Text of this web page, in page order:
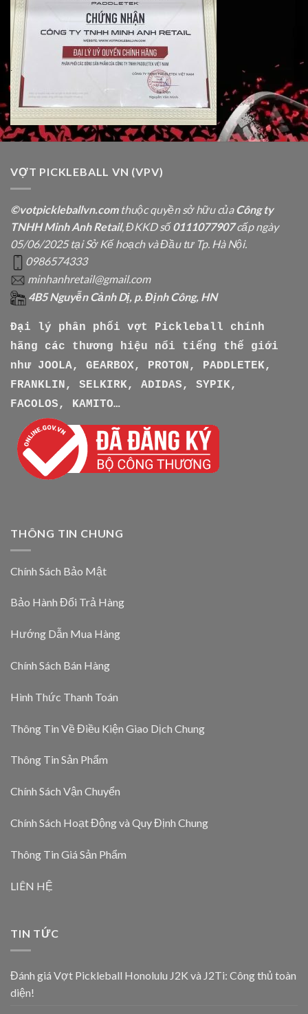
VỢT PICKLEBALL VN (VPV)
©votpickleballvn.comthuộc quyền sở hữu củaCông ty
TNHH Minh Anh Retail, ĐKKD số0111077907cấp ngày
05/06/2025 tại Sở Kế hoạch và Đầu tư Tp. Hà Nội.
0986574333
minhanhretail@gmail.com
4B5 Nguyễn Cảnh Dị, p. Định Công, HN
Đại lý phân phối vợt Pickleball chính
hãng các thương hiệu nổi tiếng thế giới
như
JOOLA, GEARBOX, PROTON, PADDLETEK,
FRANKLIN, SELKIRK, ADIDAS, SYPIK,
FACOLOS, KAMITO…
THÔNG TIN CHUNG
Chính Sách Bảo Mật
Bảo Hành Đổi Trả Hàng
Hướng Dẫn Mua Hàng
Chính Sách Bán Hàng
Hình Thức Thanh Toán
Thông Tin Về Điều Kiện Giao Dịch Chung
Thông Tin Sản Phẩm
Chính Sách Vận Chuyển
Chính Sách Hoạt Động và Quy Định Chung
Thông Tin Giá Sản Phẩm
LIÊN HỆ
TIN TỨC
Đánh giá Vợt Pickleball Honolulu J2K và J2Ti: Công thủ toàn
diện!